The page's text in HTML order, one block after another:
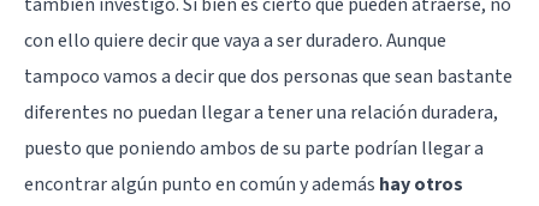
con ello quiere decir que vaya a ser duradero. Aunque
tampoco vamos a decir que dos personas que sean bastante
diferentes no puedan llegar a tener una relación duradera,
puesto que poniendo ambos de su parte podrían llegar a
encontrar algún punto en común y además hay otros